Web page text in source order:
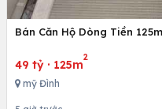
Bán Căn Hộ Dòng Tiền
49 tỷ · 125m
2
mỹ Đình